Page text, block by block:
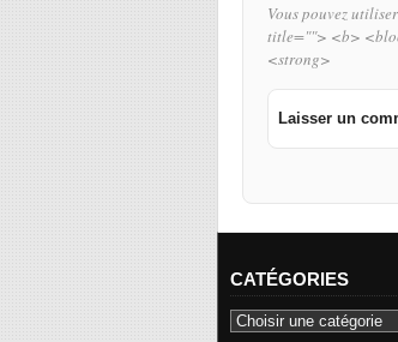
Vous pouvez
title=""> <b>
<strong>
CATÉGORIES